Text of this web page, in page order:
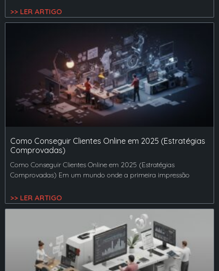
>> LER ARTIGO
Como Conseguir Clientes Online em 2025 (Estratégias
Comprovadas)
Como Conseguir Clientes Online em 2025 (Estratégias
Comprovadas) Em um mundo onde a primeira impressão
>> LER ARTIGO